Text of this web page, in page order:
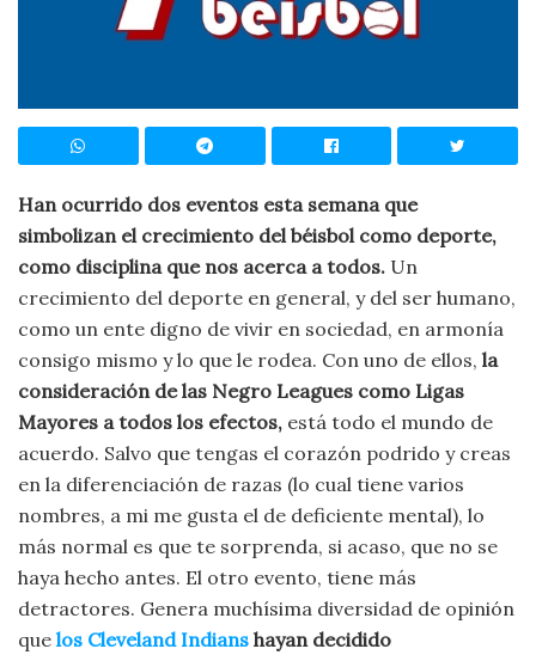
Han ocurrido dos eventos esta semana que
simbolizan el crecimiento del béisbol como deporte,
como disciplina que nos acerca a todos. Un
crecimiento del deporte en general, y del ser humano,
como un ente digno de vivir en sociedad, en armonía
consigo mismo y lo que le rodea. Con uno de ellos, la
consideración de las Negro Leagues como Ligas
Mayores a todos los efectos, está todo el mundo de
acuerdo. Salvo que tengas el corazón podrido y creas
en la diferenciación de razas (lo cual tiene varios
nombres, a mi me gusta el de deficiente mental), lo
más normal es que te sorprenda, si acaso, que no se
haya hecho antes. El otro evento, tiene más
detractores. Genera muchísima diversidad de opinión
que los Cleveland Indians hayan decidido